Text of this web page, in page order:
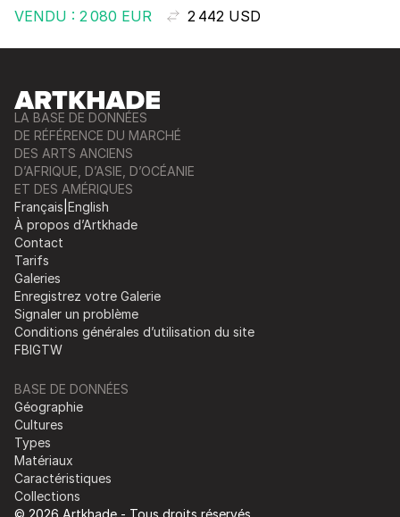
VENDU : 2 080 EUR
2 442 USD
LA BASE DE DONNÉES
DE RÉFÉRENCE DU MARCHÉ
DES ARTS ANCIENS
D’AFRIQUE, D’ASIE, D’OCÉANIE
ET DES AMÉRIQUES
Français English
À propos d’Artkhade
Contact
Tarifs
Galeries
Enregistrez votre Galerie
Signaler un problème
Conditions générales d’utilisation du site
FBIGTW
BASE DE DONNÉES
Géographie
Cultures
Types
Matériaux
Caractéristiques
Collections
© 2026 Artkhade - Tous droits réservés